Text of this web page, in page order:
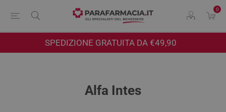
0
SPEDIZIONE GRATUITA DA €49,90
Alfa Intes